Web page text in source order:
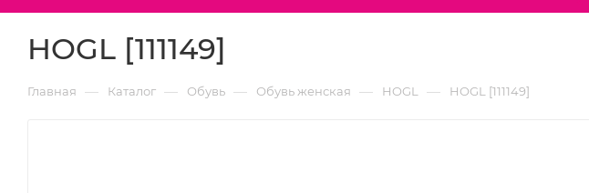
HOGL [111149]
Главная — Каталог — Обувь — Обувь женская — HOGL — HOGL [111149]